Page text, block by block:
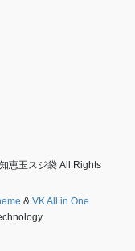
恵玉スジ袋 All Rights
& VK All in One